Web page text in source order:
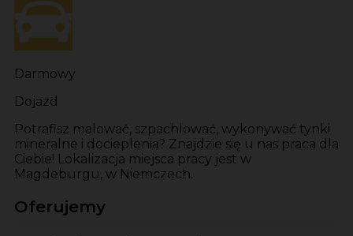
Darmowy
Dojazd
Potrafisz malować, szpachlować, wykonywać tynki
mineralne i docieplenia? Znajdzie się u nas praca dla
Ciebie! Lokalizacja miejsca pracy jest w
Magdeburgu, w Niemczech.
Oferujemy